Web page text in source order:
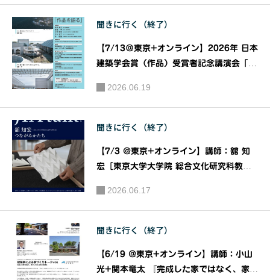
【交通費
半額助成
制度あ
り ※詳
細はペー
認くださ
い】｜主
催：しま
ね環境デ
ザインキ
ャンプ
た設計競
技会『第
51回 五
催：広島
工業大学
建築・環
「五三
会」
社 株式会社建築資料研究社
聞きに行く（終了）
【7/13＠東京+オンライン】2026年 日本
建築学会賞（作品）受賞者記念講演会「作
学会
2026.06.19
聞きに行く（終了）
【7/3 @東京+オンライン】講師：舘 知
宏［東京大学大学院 総合文化研究科教
6］｜主催：JIA関東甲信越支部 JIAトー
ク実行委員会
2026.06.17
聞きに行く（終了）
【6/19 @東京+オンライン】講師：小山
光+関本⻯太 『完成した家ではなく、家づ